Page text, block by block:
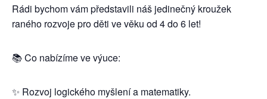
Rádi bychom vám představili náš jedinečný kroužek
raného rozvoje pro děti ve věku od 4 do 6 let!
📚 Co nabízíme ve výuce:
✨ Rozvoj logického myšlení a matematiky.